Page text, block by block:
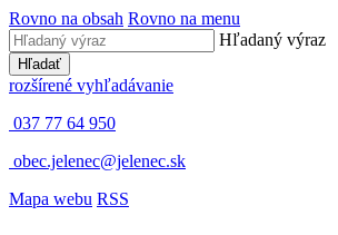
Rovno na obsah Rovno na menu
Hľadaný výraz
Hľadať
rozšírené vyhľadávanie
037 77 64 950
obec.jelenec@jelenec.sk
Mapa webu RSS